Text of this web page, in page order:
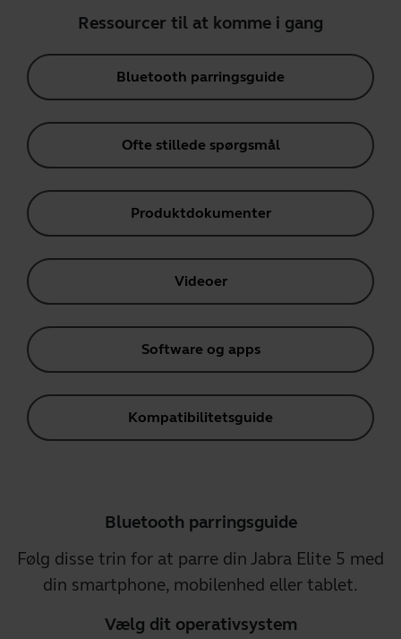
Ressourcer til at komme i gang
Bluetooth parringsguide
Ofte stillede spørgsmål
Produktdokumenter
Videoer
Software og apps
Kompatibilitetsguide
Bluetooth parringsguide
Følg disse trin for at parre din Jabra Elite 5 med
din smartphone, mobilenhed eller tablet.
Vælg dit operativsystem